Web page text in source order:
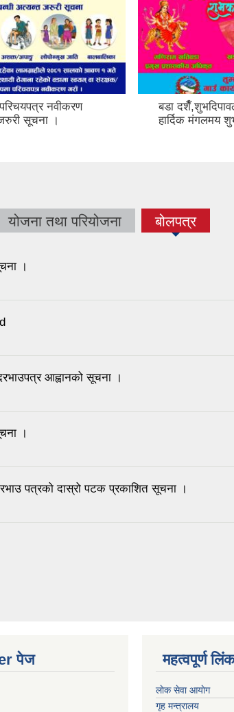
नवीकरण
सूचना ।
बडा
हार्दिक मंगलमय
योजना तथा परियोजना बोलपत्र
(active
।
आह्वानको सूचना ।
।
पत्रको दास्रो पटक प्रकाशित सूचना ।
पेज महत्वपूर्ण
लाेक सेवा आयाेग
गृह मन्त्रालय